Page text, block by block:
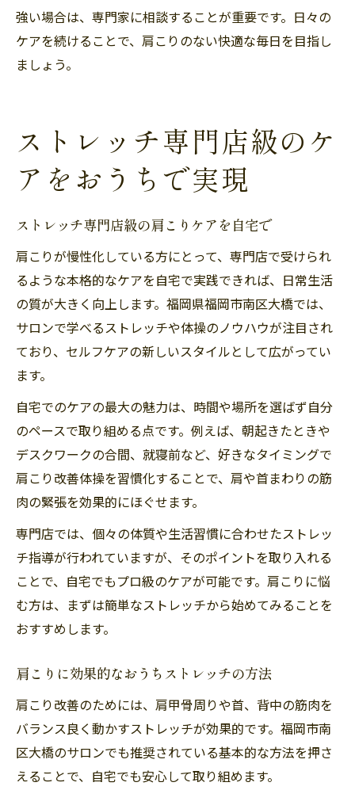
強い場合は、専門家に相談することが重要です。日々の
ケアを続けることで、肩こりのない快適な毎日を目指し
ましょう。
ストレッチ専門店級のケ
アをおうちで実現
ストレッチ専門店級の肩こりケアを自宅で
肩こりが慢性化している方にとって、専門店で受けられ
るような本格的なケアを自宅で実践できれば、日常生活
の質が大きく向上します。福岡県福岡市南区大橋では、
サロンで学べるストレッチや体操のノウハウが注目され
ており、セルフケアの新しいスタイルとして広がってい
ます。
自宅でのケアの最大の魅力は、時間や場所を選ばず自分
のペースで取り組める点です。例えば、朝起きたときや
デスクワークの合間、就寝前など、好きなタイミングで
肩こり改善体操を習慣化することで、肩や首まわりの筋
肉の緊張を効果的にほぐせます。
専門店では、個々の体質や生活習慣に合わせたストレッ
チ指導が行われていますが、そのポイントを取り入れる
ことで、自宅でもプロ級のケアが可能です。肩こりに悩
む方は、まずは簡単なストレッチから始めてみることを
おすすめします。
肩こりに効果的なおうちストレッチの方法
肩こり改善のためには、肩甲骨周りや首、背中の筋肉を
バランス良く動かすストレッチが効果的です。福岡市南
区大橋のサロンでも推奨されている基本的な方法を押さ
えることで、自宅でも安心して取り組めます。